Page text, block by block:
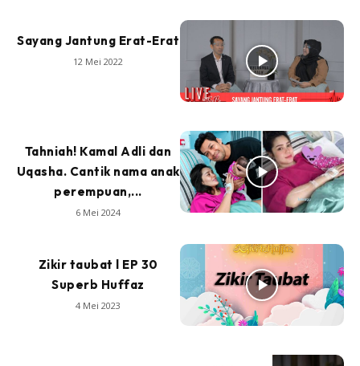
Sayang Jantung Erat-Erat
12 Mei 2022
Tahniah! Kamal Adli dan
Uqasha. Cantik nama anak
perempuan,...
6 Mei 2024
Zikir taubat l EP 30
Superb Huffaz
4 Mei 2023